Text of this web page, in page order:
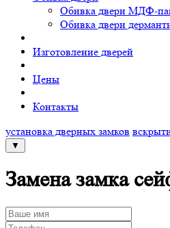
Обивка двери МДФ-
Обивка двери
Изготовление дверей
Цены
Контакты
установка дверных замков
▼
Замена замка